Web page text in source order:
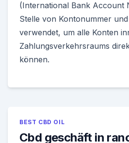
(International Bank Account
Stelle von Kontonummer
verwendet, um alle Konten
Zahlungsverkehrsraums
können.
BEST CBD OIL
Cbd geschäft in